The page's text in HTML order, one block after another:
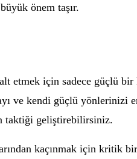
büyük önem taşır.
etmek için sadece güçlü bir
ve kendi güçlü yönlerinizi
taktiği geliştirebilirsiniz.
kaçınmak için kritik